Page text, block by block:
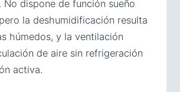
No dispone de función sueño
la deshumidificación resulta
húmedos, y la ventilación
de aire sin refrigeración
activa.